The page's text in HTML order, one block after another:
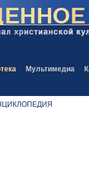
Мультимедиа